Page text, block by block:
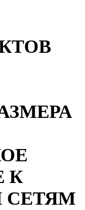
К
СЕТЯМ